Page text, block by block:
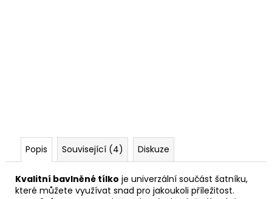
Popis Související (4) Diskuze
Kvalitní bavlněné tílko je univerzální součást šatníku,
které můžete využívat snad pro jakoukoli příležitost.